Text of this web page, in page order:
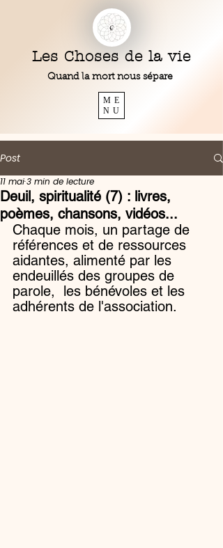
Les Choses de la vie
Quand la mort nous sépare
ME
NU
Post
Deuil, spiritualité (7) : livres,
poèmes, chansons, vidéos...
11 mai3 min de lecture
Chaque mois, un partage de
références et de ressources
aidantes, alimenté par les
endeuillés des groupes de
parole,  les bénévoles et les
adhérents de l'association.